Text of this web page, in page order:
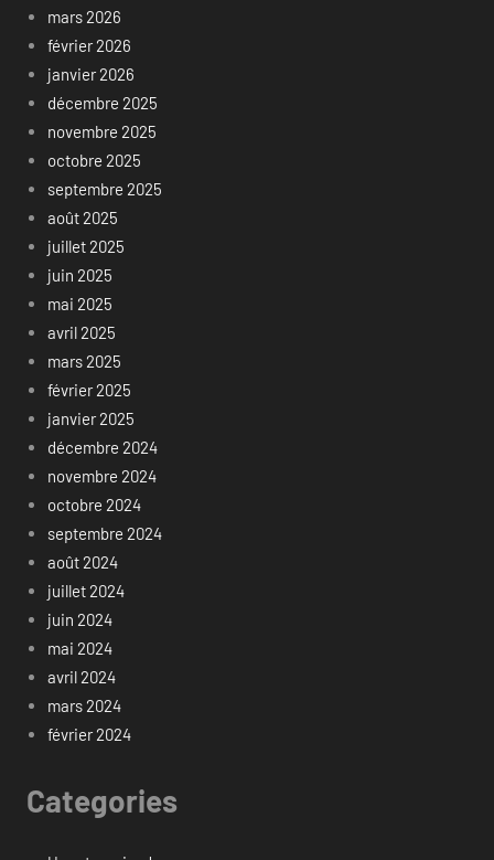
mars 2026
février 2026
janvier 2026
décembre 2025
novembre 2025
octobre 2025
septembre 2025
août 2025
juillet 2025
juin 2025
mai 2025
avril 2025
mars 2025
février 2025
janvier 2025
décembre 2024
novembre 2024
octobre 2024
septembre 2024
août 2024
juillet 2024
juin 2024
mai 2024
avril 2024
mars 2024
février 2024
Categories